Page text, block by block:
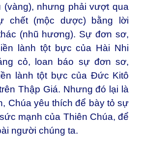
(vàng), nhưng phải vượt qua
chết (mộc dược) bằng lời
(nhũ hương). Sự đơn sơ,
lành tột bực của Hài Nhi
cỏ, loan báo sự đơn sơ,
lành tột bực của Đức Kitô
Thập Giá. Nhưng đó lại là
Chúa yêu thích để bày tỏ sự
mạnh của Thiên Chúa, để
người chúng ta.